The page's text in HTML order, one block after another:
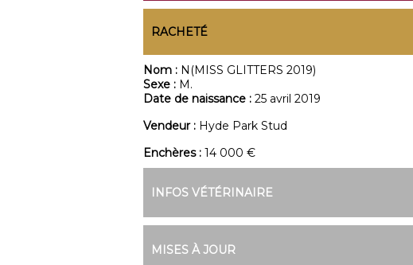
RACHETÉ
Nom : N(MISS GLITTERS 2019)
Sexe : M.
Date de naissance : 25 avril 2019
Vendeur : Hyde Park Stud
Enchères : 14 000 €
INFOS VÉTÉRINAIRE
MISES À JOUR